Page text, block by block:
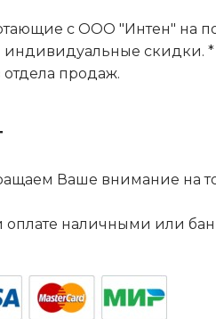
с ООО "Интен" на
индивидуальные скидки.
продаж.
Ваше внимание на
оплате наличными или